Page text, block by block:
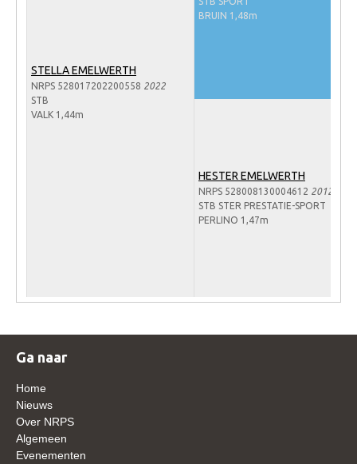
PEDIGREE ONLINE
Informatie aan je paard of pony toevoegen
Fokprogramma's en registratie
Informatie veulen registratie
Zoek een hengst
HENGSTEN ONLINE
STELLA EMELWERTH
NRPS 528017202200558 2022
STB
VALK 1,44m
BRUIN 1,48m
HESTER EMELWERTH
NRPS 528008130004612 2012
STB STER PRESTATIE-SPORT
PERLINO 1,47m
Ga naar
Home
Nieuws
Over NRPS
Algemeen
Evenementen